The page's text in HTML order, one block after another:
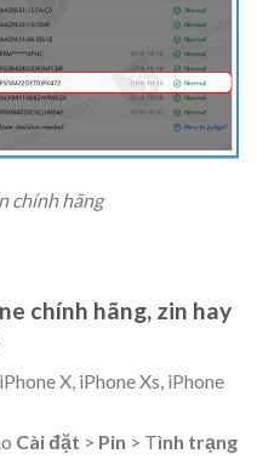
chính hãng
chính hãng, zin hay
X, iPhone Xs, iPhone
Cài đặt > Pin > Tình trạng